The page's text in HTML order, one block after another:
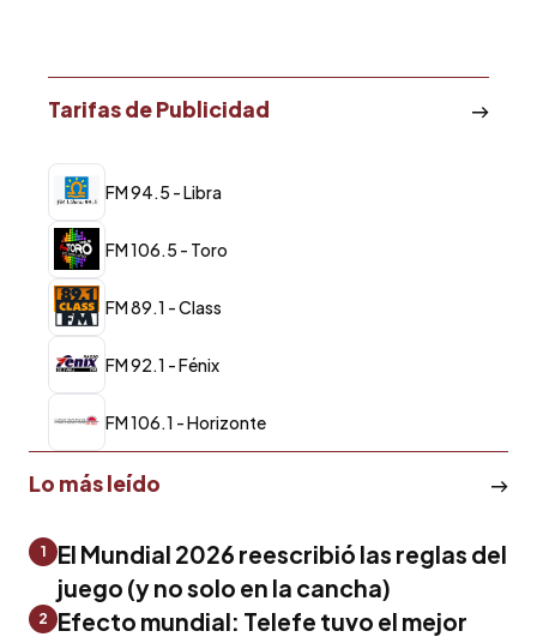
Tarifas de Publicidad
FM 94.5 - Libra
FM 106.5 - Toro
FM 89.1 - Class
FM 92.1 - Fénix
FM 106.1 - Horizonte
Lo más leído
1
El Mundial 2026 reescribió las reglas del
juego (y no solo en la cancha)
2
Efecto mundial: Telefe tuvo el mejor